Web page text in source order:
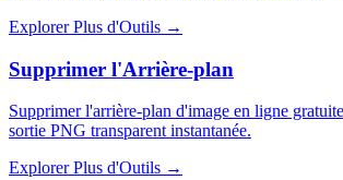
Explorer Plus d'Outils →
Supprimer l'Arrière-plan
Supprimer l'arrière-plan d'image en ligne
sortie PNG transparent instantanée.
Explorer Plus d'Outils →